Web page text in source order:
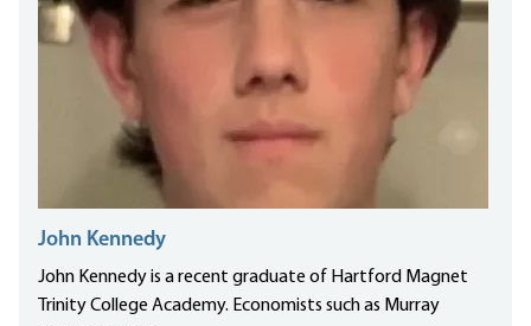
John Kennedy
John Kennedy is a recent graduate of Hartford Magnet
Trinity College Academy. Economists such as Murray